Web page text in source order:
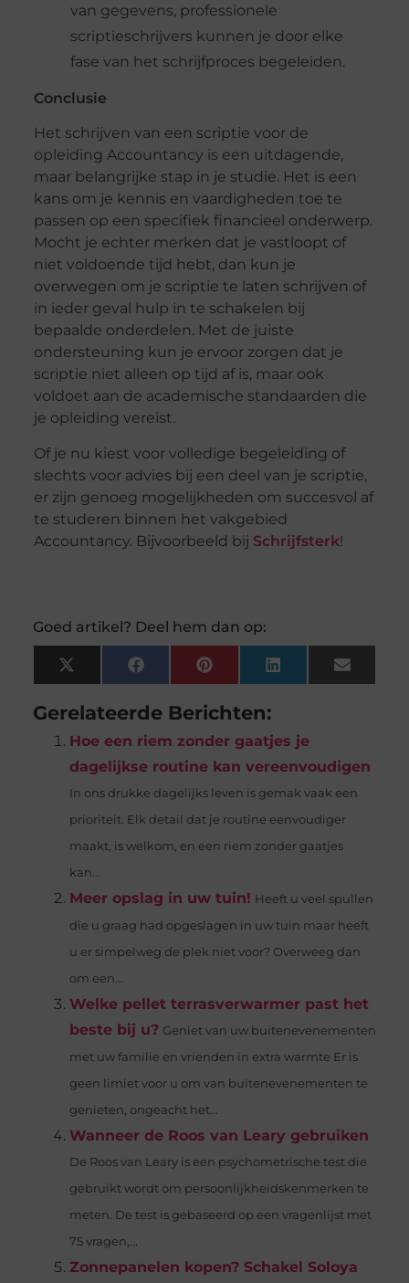
van gegevens, professionele
scriptieschrijvers kunnen je door elke
fase van het schrijfproces begeleiden.
Conclusie
Het schrijven van een scriptie voor de
opleiding Accountancy is een uitdagende,
maar belangrijke stap in je studie. Het is een
kans om je kennis en vaardigheden toe te
passen op een specifiek financieel onderwerp.
Mocht je echter merken dat je vastloopt of
niet voldoende tijd hebt, dan kun je
overwegen om je scriptie te laten schrijven of
in ieder geval hulp in te schakelen bij
bepaalde onderdelen. Met de juiste
ondersteuning kun je ervoor zorgen dat je
scriptie niet alleen op tijd af is, maar ook
voldoet aan de academische standaarden die
je opleiding vereist.
Of je nu kiest voor volledige begeleiding of
slechts voor advies bij een deel van je scriptie,
er zijn genoeg mogelijkheden om succesvol af
te studeren binnen het vakgebied
Accountancy. Bijvoorbeeld bij Schrijfsterk!
Goed artikel? Deel hem dan op:
X
(Twitter)
FacebookPinterestLinkedInEmail
Gerelateerde Berichten:
Hoe een riem zonder gaatjes je
dagelijkse routine kan vereenvoudigen
In ons drukke dagelijks leven is gemak vaak een
prioriteit. Elk detail dat je routine eenvoudiger
maakt, is welkom, en een riem zonder gaatjes
kan...
Meer opslag in uw tuin! Heeft u veel spullen
die u graag had opgeslagen in uw tuin maar heeft
u er simpelweg de plek niet voor? Overweeg dan
om een...
Welke pellet terrasverwarmer past het
beste bij u? Geniet van uw buitenevenementen
met uw familie en vrienden in extra warmte Er is
geen limiet voor u om van buitenevenementen te
genieten, ongeacht het...
Wanneer de Roos van Leary gebruiken
De Roos van Leary is een psychometrische test die
gebruikt wordt om persoonlijkheidskenmerken te
meten. De test is gebaseerd op een vragenlijst met
75 vragen,...
Zonnepanelen kopen? Schakel Soloya